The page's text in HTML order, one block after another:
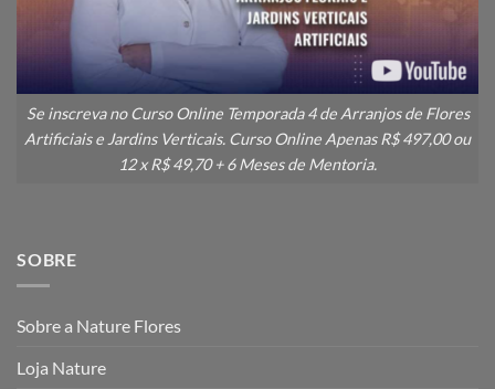
Se inscreva no Curso Online Temporada 4 de Arranjos de Flores
Artificiais e Jardins Verticais. Curso Online Apenas R$ 497,00 ou
12 x R$ 49,70 + 6 Meses de Mentoria.
SOBRE
Sobre a Nature Flores
Loja Nature